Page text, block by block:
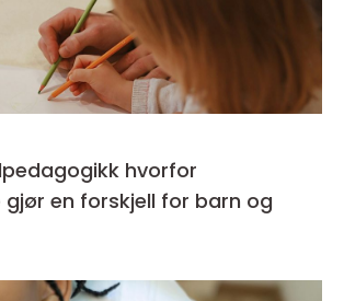
hvorfor
en forskjell for barn og